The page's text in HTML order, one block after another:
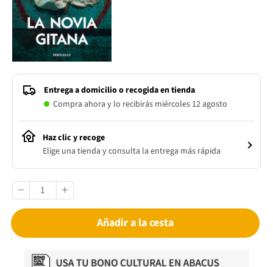
Entrega a domicilio o recogida en tienda
Compra ahora y lo recibirás miércoles 12 agosto
Haz clic y recoge
Elige una tienda y consulta la entrega más rápida
Añadir a la cesta